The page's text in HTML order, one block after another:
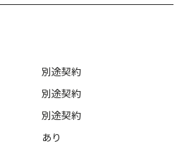
別途契約
別途契約
別途契約
あり